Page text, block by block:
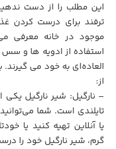
این مطلب را از دست
ترفند برای درست کردن
موجود در خانه معرفی
استفاده از ادویه ‌ها و
‌العاده‌ای به خود می
از:
– نارگیل: شیر نارگیل
تایلندی است. شما
یا آنلاین تهیه کنید یا
گرم، شیر نارگیل خود را